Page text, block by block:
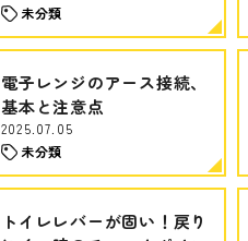
未分類
電子レンジのアース接続、
基本と注意点
2025.07.05
未分類
トイレレバーが固い！戻り